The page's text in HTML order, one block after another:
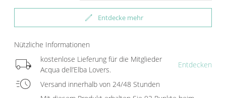
edit Entdecke mehr
Nützliche Informationen
local_shipping
kostenlose Lieferung für die Mitglieder
Acqua dell’Elba Lovers.
Entdecken
acute Versand innerhalb von 24/48 Stunden